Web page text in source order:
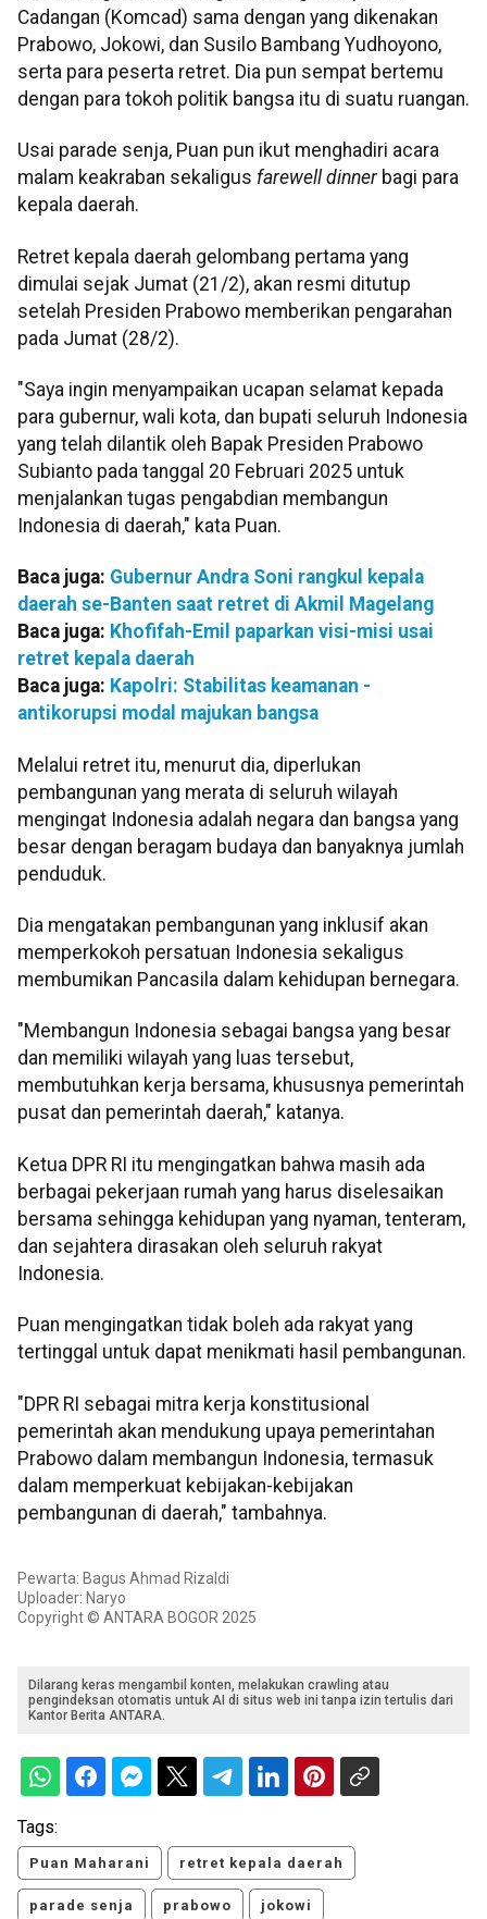
Cadangan (Komcad) sama dengan yang dikenakan
Prabowo, Jokowi, dan Susilo Bambang Yudhoyono,
serta para peserta retret. Dia pun sempat bertemu
dengan para tokoh politik bangsa itu di suatu ruangan.
Usai parade senja, Puan pun ikut menghadiri acara
malam keakraban sekaligus farewell dinner bagi para
kepala daerah.
Retret kepala daerah gelombang pertama yang
dimulai sejak Jumat (21/2), akan resmi ditutup
setelah Presiden Prabowo memberikan pengarahan
pada Jumat (28/2).
"Saya ingin menyampaikan ucapan selamat kepada
para gubernur, wali kota, dan bupati seluruh Indonesia
yang telah dilantik oleh Bapak Presiden Prabowo
Subianto pada tanggal 20 Februari 2025 untuk
menjalankan tugas pengabdian membangun
Indonesia di daerah," kata Puan.
Baca juga: Gubernur Andra Soni rangkul kepala
daerah se-Banten saat retret di Akmil Magelang
Baca juga: Khofifah-Emil paparkan visi-misi usai
retret kepala daerah
Baca juga: Kapolri: Stabilitas keamanan -
antikorupsi modal majukan bangsa
Melalui retret itu, menurut dia, diperlukan
pembangunan yang merata di seluruh wilayah
mengingat Indonesia adalah negara dan bangsa yang
besar dengan beragam budaya dan banyaknya jumlah
penduduk.
Dia mengatakan pembangunan yang inklusif akan
memperkokoh persatuan Indonesia sekaligus
membumikan Pancasila dalam kehidupan bernegara.
"Membangun Indonesia sebagai bangsa yang besar
dan memiliki wilayah yang luas tersebut,
membutuhkan kerja bersama, khususnya pemerintah
pusat dan pemerintah daerah," katanya.
Ketua DPR RI itu mengingatkan bahwa masih ada
berbagai pekerjaan rumah yang harus diselesaikan
bersama sehingga kehidupan yang nyaman, tenteram,
dan sejahtera dirasakan oleh seluruh rakyat
Indonesia.
Puan mengingatkan tidak boleh ada rakyat yang
tertinggal untuk dapat menikmati hasil pembangunan.
"DPR RI sebagai mitra kerja konstitusional
pemerintah akan mendukung upaya pemerintahan
Prabowo dalam membangun Indonesia, termasuk
dalam memperkuat kebijakan-kebijakan
pembangunan di daerah," tambahnya.
Pewarta: Bagus Ahmad Rizaldi
Uploader: Naryo
Copyright © ANTARA BOGOR 2025
Dilarang keras mengambil konten, melakukan crawling atau
pengindeksan otomatis untuk AI di situs web ini tanpa izin tertulis dari
Kantor Berita ANTARA.
Tags:
Puan Maharani retret kepala daerah
parade senja prabowo jokowi